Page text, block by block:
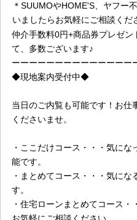
＊SUUMOやHOME'S、ヤフー
いましたらお気軽にご相談くだ
仲介手数料0円+商品券プレゼ
て、多数ございます♪
ーーーーーーーーーーーーー
◆現地案内受付中◆
当日のご内覧も可能です！お仕
くださいませ。
・ここだけコース・・・気に
能です。
・まとめてコース・・・気に
す。
・住宅ローンまとめてコース